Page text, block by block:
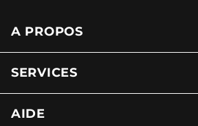
A PROPOS
SERVICES
AIDE